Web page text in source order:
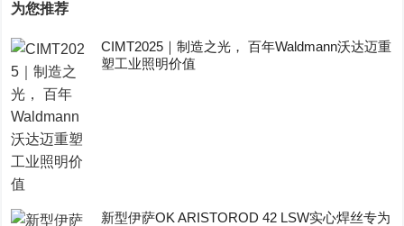
为您推荐
CIMT2025｜制造之光， 百年Waldmann沃达迈重
塑工业照明价值
新型伊萨OK ARISTOROD 42 LSW实心焊丝专为